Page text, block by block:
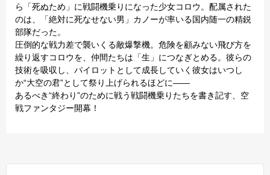
ら「死ぬため」に戦闘機乗りになった少女コロウ。配属された
のは、「絶対に死なせない男」カノーが率いる国内随一の精鋭
部隊だった。
圧倒的な戦力差で襲いくる敵爆撃機。危険を顧みない飛び方を
繰り返すコロウを、仲間たちは「生」につなぎとめる。彼らの
技術を吸収し、パイロットとして成長していく彼女はいつし
か“大空の君”として祭り上げられるほどに――
あるべき“終わり”のために戦う戦闘機乗りたちを書き記す、空
戦ファンタジー開幕！